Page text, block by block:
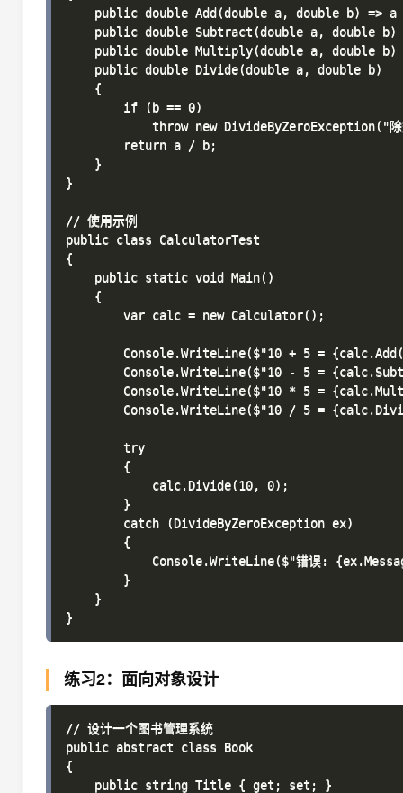
public double Add(double a, double b) => a
public double Subtract(double a, double b)
public double Multiply(double a, double b)
    public double Divide(double a, double b)
    {
        if (b == 0)
throw new DivideByZeroException("除
        return a / b;
    }
}
// 使用示例
public class CalculatorTest
{
    public static void Main()
    {
        var calc = new Calculator();
Console.WriteLine($"10 + 5 =
Console.WriteLine($"10 - 5 =
Console.WriteLine($"10 * 5 =
Console.WriteLine($"10 / 5 =
        try
        {
            calc.Divide(10, 0);
        }
        catch (DivideByZeroException ex)
        {
Console.WriteLine($"错误:
        }
    }
练习2：面向对象设计
// 设计一个图书管理系统
public abstract class Book
{
    public string Title { get; set; }